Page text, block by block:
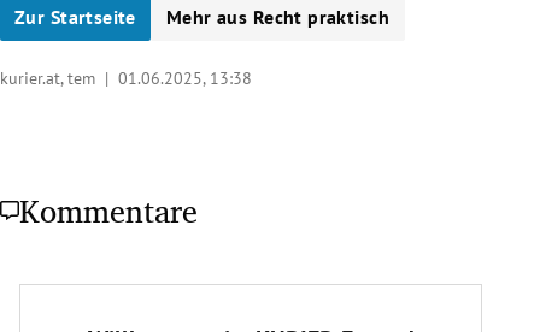
Zur Startseite Mehr aus Recht praktisch
kurier.at, tem | 01.06.2025, 13:38
Kommentare